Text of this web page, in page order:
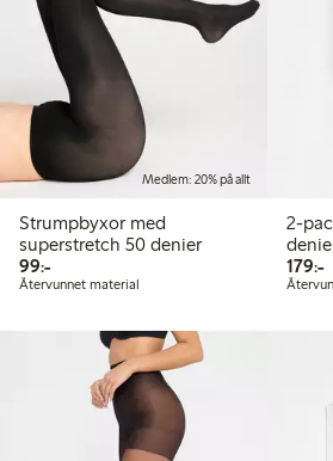
Medlem: 20% på allt
Strumpbyxor med
superstretch 50 denier
99:-99,00 kr
Återvunnet material
2-pack
179:-